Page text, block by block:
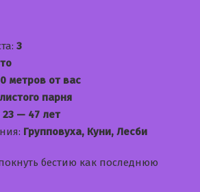
3
метров от вас
парня
23 — 47 лет
Групповуха, Куни, Лесби
бестию как последнюю